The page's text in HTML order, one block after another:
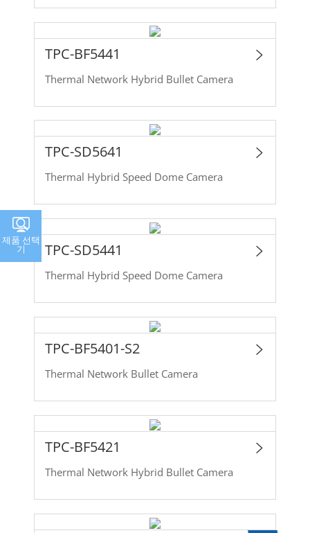
TPC-BF5441
Thermal Network Hybrid Bullet Camera
TPC-SD5641
Thermal Hybrid Speed Dome Camera
TPC-SD5441
Thermal Hybrid Speed Dome Camera
TPC-BF5401-S2
Thermal Network Bullet Camera
TPC-BF5421
Thermal Network Hybrid Bullet Camera
제품 선택
기